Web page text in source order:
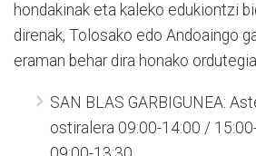
hondakinak eta kaleko edukiontzi
direnak, Tolosako edo Andoaingo
eraman behar dira honako
SAN BLAS GARBIGUNEA:
ostiralera 09:00-14:00 /